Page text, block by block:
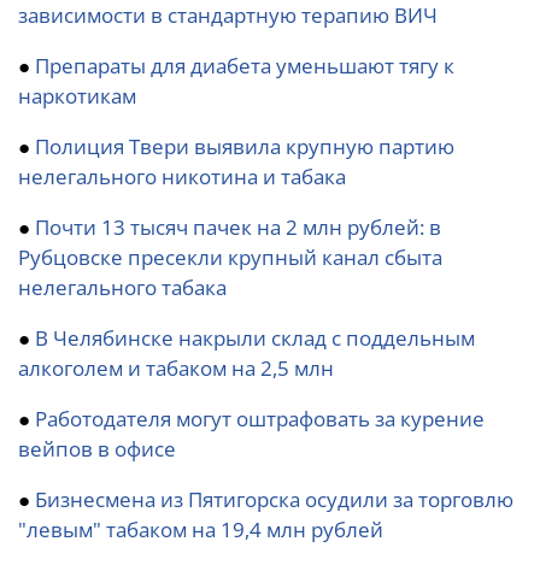
зависимости в стандартную терапию ВИЧ
● Препараты для диабета уменьшают тягу к
наркотикам
● Полиция Твери выявила крупную партию
нелегального никотина и табака
● Почти 13 тысяч пачек на 2 млн рублей: в
Рубцовске пресекли крупный канал сбыта
нелегального табака
● В Челябинске накрыли склад с поддельным
алкоголем и табаком на 2,5 млн
● Работодателя могут оштрафовать за курение
вейпов в офисе
● Бизнесмена из Пятигорска осудили за торговлю
"левым" табаком на 19,4 млн рублей